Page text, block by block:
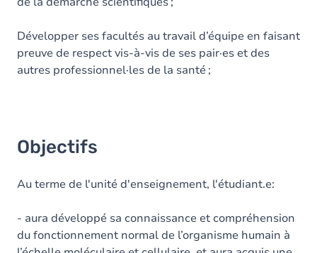
Développer ses facultés au travail d’équipe en faisant
preuve de respect vis-à-vis de ses pair·es et des
autres professionnel·les de la santé ;
Objectifs
Au terme de l'unité d'enseignement, l'étudiant.e:
- aura développé sa connaissance et compréhension
du fonctionnement normal de l’organisme humain à